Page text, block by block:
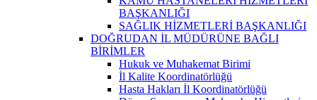
BAŞKANLIĞI
SAĞLIK HİZMETLERİ BAŞKANLIĞI
DOĞRUDAN İL MÜDÜRÜNE BAĞLI
BİRİMLER
Hukuk ve Muhakemat Birimi
İl Kalite Koordinatörlüğü
Hasta Hakları İl Koordinatörlüğü